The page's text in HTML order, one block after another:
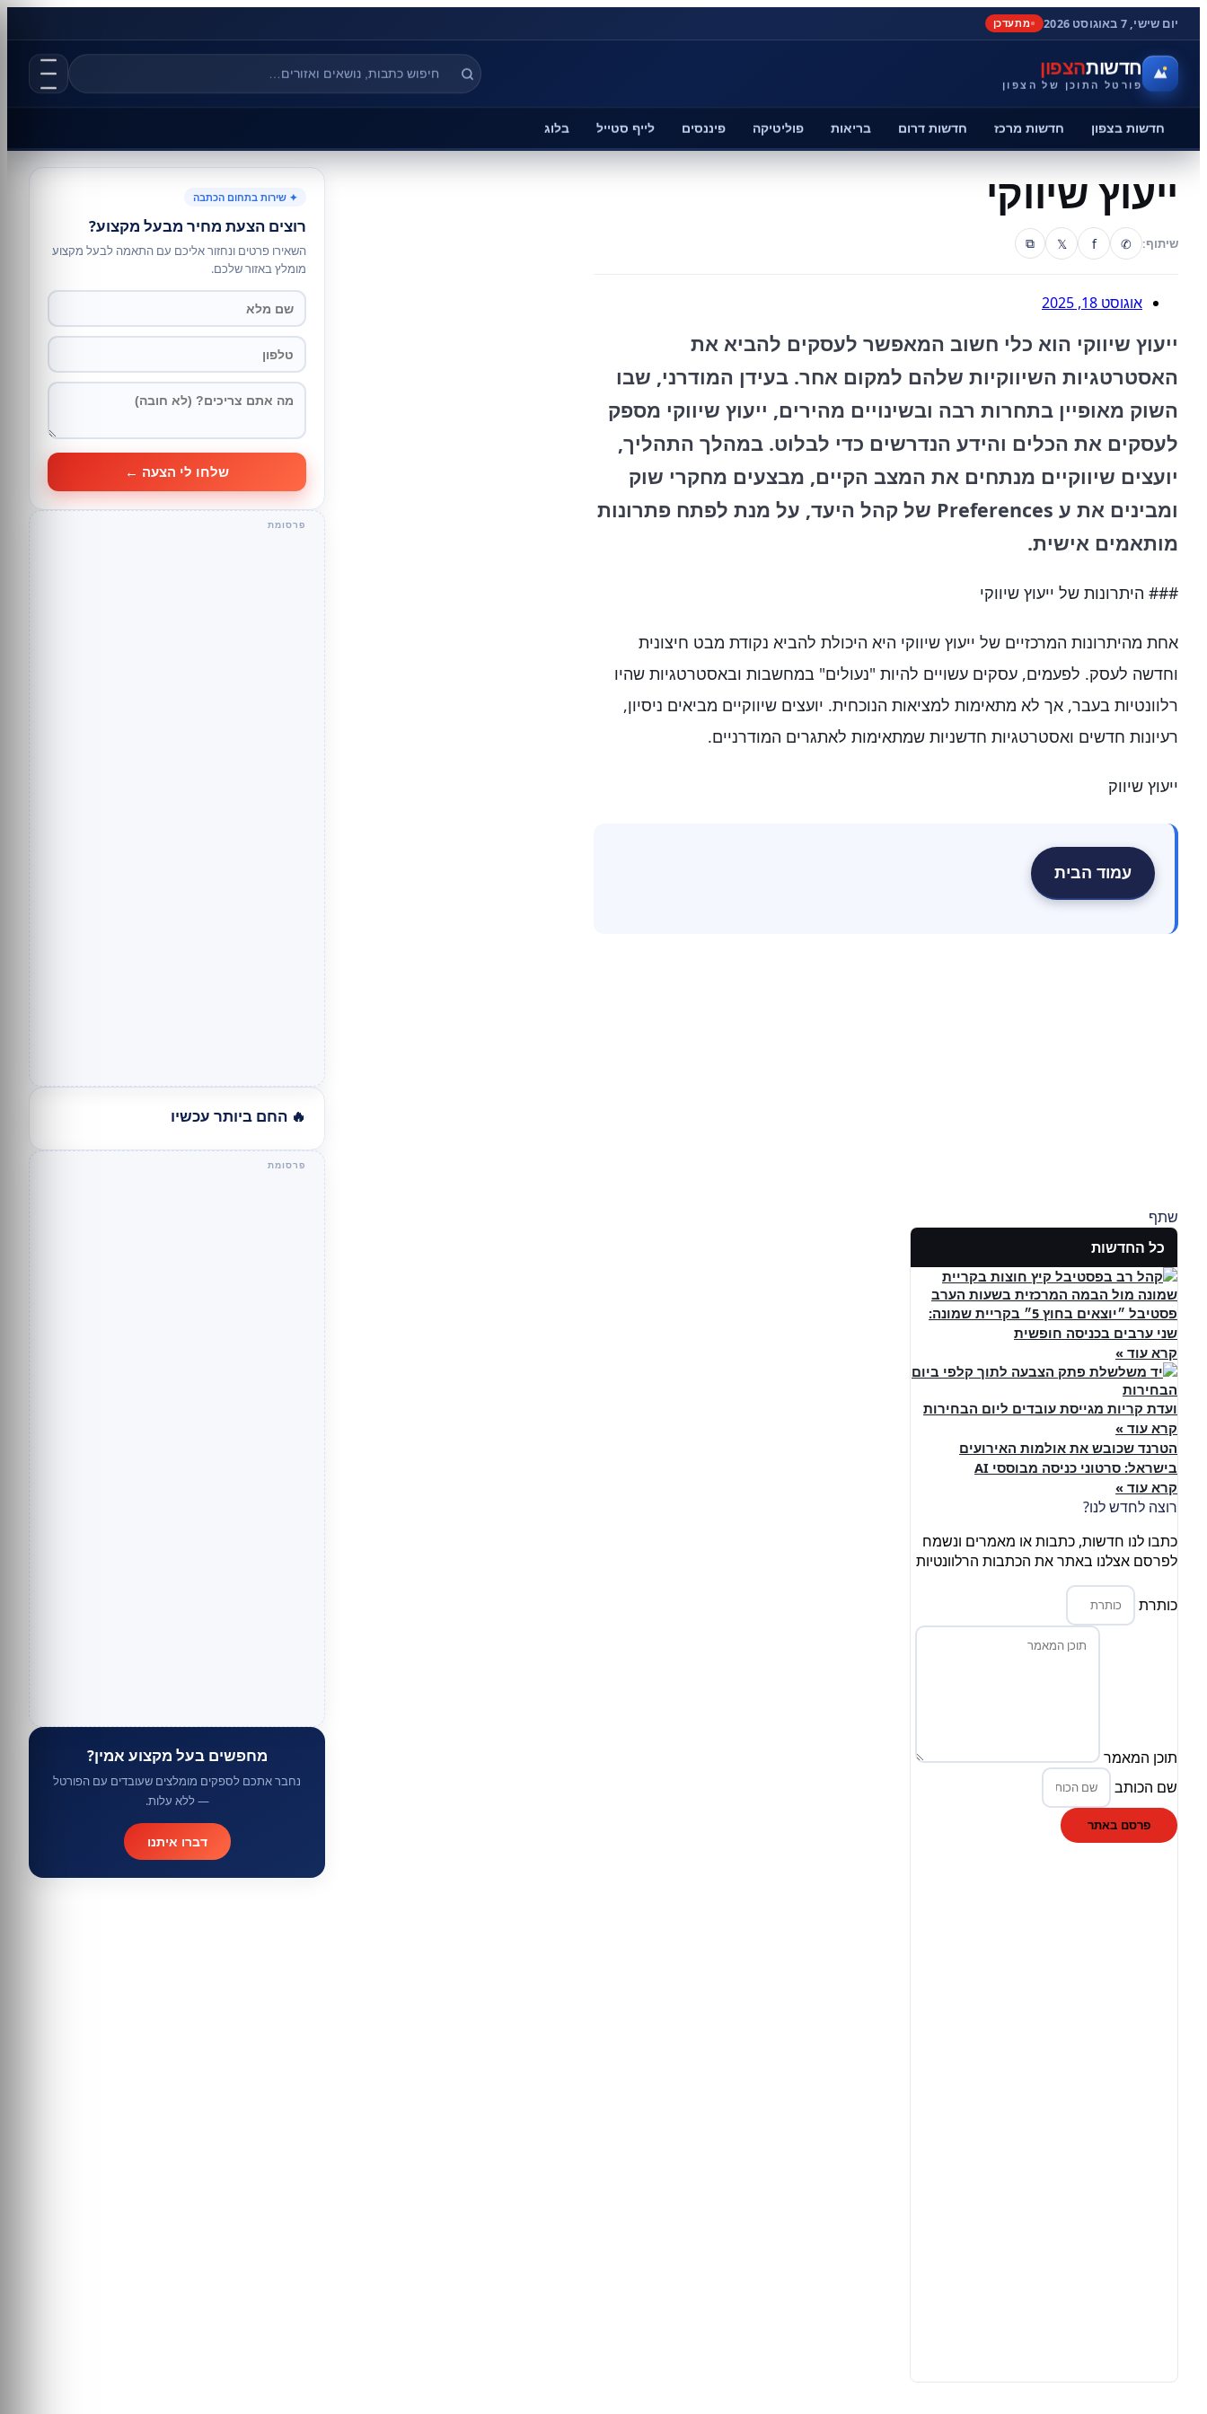
יום שישי, 7 באוגוסט 2026 מתעדכן
חדשותהצפון
פורטל התוכן של הצפון
חדשות בצפון חדשות מרכז חדשות דרום בריאות פוליטיקה פיננסים לייף סטייל בלוג
ייעוץ שיווקי
שיתוף: ✆
f
𝕏
⧉
אוגוסט 18, 2025
ייעוץ שיווקי הוא כלי חשוב המאפשר לעסקים להביא את
האסטרטגיות השיווקיות שלהם למקום אחר. בעידן המודרני, שבו
השוק מאופיין בתחרות רבה ובשינויים מהירים, ייעוץ שיווקי מספק
לעסקים את הכלים והידע הנדרשים כדי לבלוט. במהלך התהליך,
יועצים שיווקיים מנתחים את המצב הקיים, מבצעים מחקרי שוק
ומבינים את ע Preferences של קהל היעד, על מנת לפתח פתרונות
מותאמים אישית.
### היתרונות של ייעוץ שיווקי
אחת מהיתרונות המרכזיים של ייעוץ שיווקי היא היכולת להביא נקודת מבט חיצונית
וחדשה לעסק. לפעמים, עסקים עשויים להיות "נעולים" במחשבות ובאסטרטגיות שהיו
רלוונטיות בעבר, אך לא מתאימות למציאות הנוכחית. יועצים שיווקיים מביאים ניסיון,
רעיונות חדשים ואסטרטגיות חדשניות שמתאימות לאתגרים המודרניים.
ייעוץ שיווק
עמוד הבית
שתף
כל החדשות
פסטיבל ״יוצאים בחוץ 5״ בקריית שמונה:
שני ערבים בכניסה חופשית
קרא עוד »
ועדת קריות מגייסת עובדים ליום הבחירות
קרא עוד »
הטרנד שכובש את אולמות האירועים
בישראל: סרטוני כניסה מבוססי AI
קרא עוד »
רוצה לחדש לנו?
כתבו לנו חדשות, כתבות או מאמרים ונשמח
לפרסם אצלנו באתר את הכתבות הרלוונטיות
כותרת
תוכן המאמר
שם הכותב
פרסם באתר
✦ שירות בתחום הכתבה
רוצים הצעת מחיר מבעל מקצוע?
השאירו פרטים ונחזור אליכם עם התאמה לבעל מקצוע
מומלץ באזור שלכם.
שלחו לי הצעה ←
🔥 החם ביותר עכשיו
מחפשים בעל מקצוע אמין?
נחבר אתכם לספקים מומלצים שעובדים עם הפורטל
— ללא עלות.
דברו איתנו